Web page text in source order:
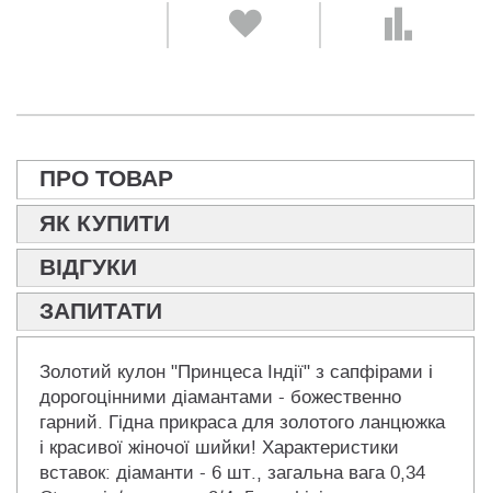
ПРО ТОВАР
ЯК КУПИТИ
ВІДГУКИ
ЗАПИТАТИ
Золотий кулон "Принцеса Індії" з сапфірами і
дорогоцінними діамантами - божественно
гарний. Гідна прикраса для золотого ланцюжка
і красивої жіночої шийки! Характеристики
вставок: діаманти - 6 шт., загальна вага 0,34